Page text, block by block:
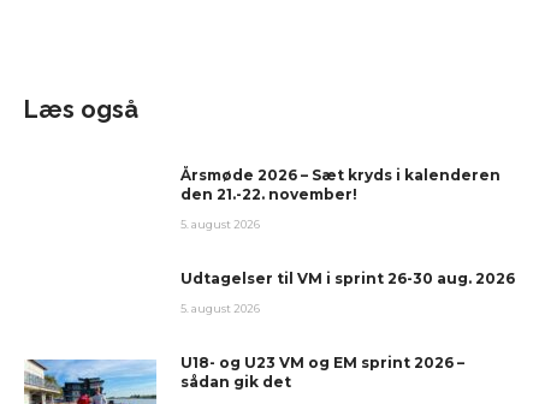
Læs også
Årsmøde 2026 – Sæt kryds i kalenderen
den 21.-22. november!
5. august 2026
Udtagelser til VM i sprint 26-30 aug. 2026
5. august 2026
U18- og U23 VM og EM sprint 2026 –
sådan gik det